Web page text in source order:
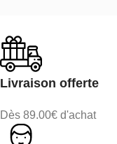
Livraison offerte
Dès 89.00€ d'achat